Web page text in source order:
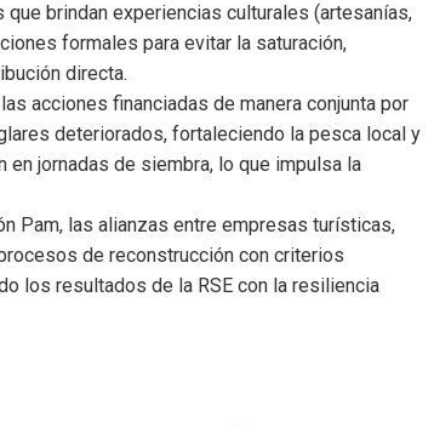
que brindan experiencias culturales (artesanías,
formales para evitar la saturación,
directa.
las acciones financiadas de manera conjunta por
deteriorados, fortaleciendo la pesca local y
jornadas de siembra, lo que impulsa la
Pam, las alianzas entre empresas turísticas,
de reconstrucción con criterios
los resultados de la RSE con la resiliencia